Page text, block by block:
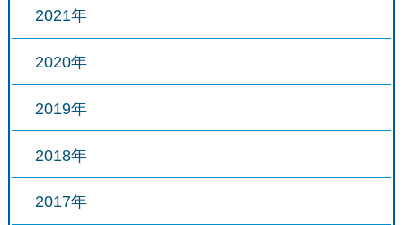
2021年
2020年
2019年
2018年
2017年